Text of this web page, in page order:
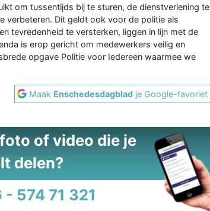
om tussentijds bij te sturen, de dienstverlening te
verbeteren. Dit geldt ook voor de politie als
tevredenheid te versterken, liggen in lijn met de
is erop gericht om medewerkers veilig en
opgave Politie voor Iedereen waarmee we
Maak Enschedesdagblad je Google-favoriet
of video die je
delen?
- 574 71 321